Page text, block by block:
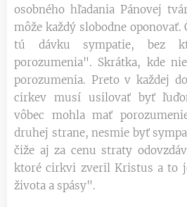
osobného hľadania Pánovej
môže každý slobodne
tú dávku sympatie, bez
porozumenia". Skrátka, kde
porozumenia. Preto v každej
cirkev musí usilovať byť
vôbec mohla mať
druhej strane, nesmie byť
čiže aj za cenu straty
ktoré cirkvi zveril Kristus a to
života a spásy".